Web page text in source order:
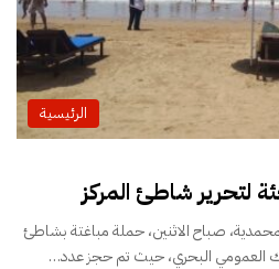
الرئيسية
لتحرير شاطئ المركز
صباح الاثنين، حملة مباغتة بشاطئ
العمومي البحري، حيث تم حجز عدد…